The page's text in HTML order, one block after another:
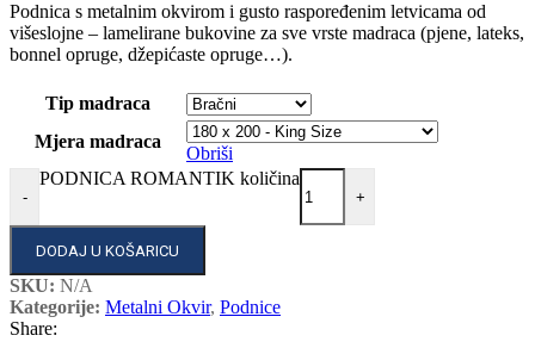
Podnica s metalnim okvirom i gusto raspoređenim letvicama od
višeslojne – lamelirane bukovine za sve vrste madraca (pjene, lateks,
bonnel opruge, džepićaste opruge…).
Tip madraca
Mjera madraca
Obriši
-
PODNICA ROMANTIK količina
+
DODAJ U KOŠARICU
SKU: N/A
Kategorije: Metalni Okvir, Podnice
Share: